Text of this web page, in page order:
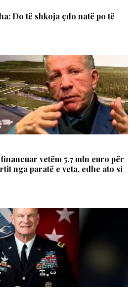
Do të shkoja çdo natë po të
vetëm 5.7 mln euro për
nga paratë e veta, edhe ato si